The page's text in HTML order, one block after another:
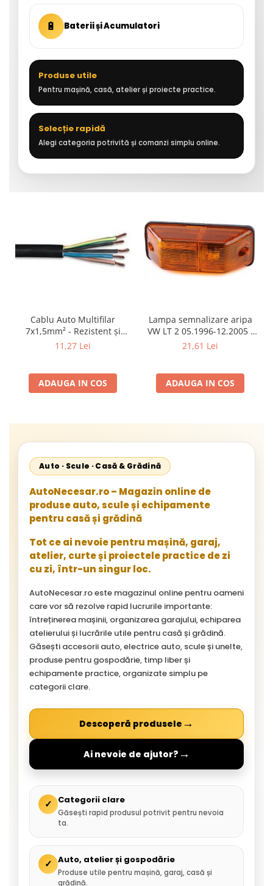
🔋 Baterii și Acumulatori
Produse utile
Pentru mașină, casă, atelier și proiecte practice.
Selecție rapidă
Alegi categoria potrivită și comanzi simplu online.
Cablu Auto Multifilar
7x1,5mm² - Rezistent și
Flexibil pentru Remorci 12V-
11,27 Lei
ADAUGA IN COS
Lampa semnalizare aripa
VW LT 2 05.1996-12.2005 ;
Mercedes Sprinter 1995-
Neoplan Euroliner,
Starliner,Centroliner,
21,61 Lei
ADAUGA IN COS
Auto · Scule · Casă & Grădină
AutoNecesar.ro – Magazin online de
produse auto, scule și echipamente
pentru casă și grădină
Tot ce ai nevoie pentru mașină, garaj,
atelier, curte și proiectele practice de zi
cu zi, într-un singur loc.
AutoNecesar.ro este magazinul online pentru oameni
care vor să rezolve rapid lucrurile importante:
întreținerea mașinii, organizarea garajului, echiparea
atelierului și lucrările utile pentru casă și grădină.
Găsești accesorii auto, electrice auto, scule și unelte,
produse pentru gospodărie, timp liber și
echipamente practice, organizate simplu pe
categorii clare.
Descoperă produsele →
Ai nevoie de ajutor? →
✓ Categorii clare
Găsești rapid produsul potrivit pentru nevoia
ta.
✓ Auto, atelier și gospodărie
Produse utile pentru mașină, garaj, casă și
grădină.